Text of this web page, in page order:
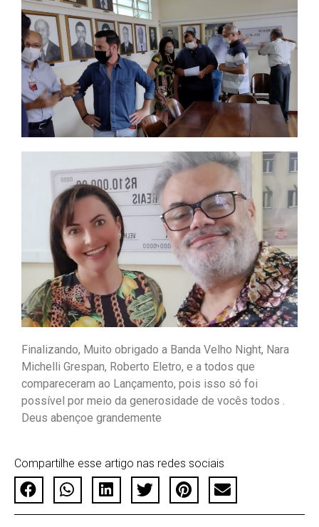
Finalizando, Muito obrigado a Banda Velho Night, Nara
Michelli Grespan, Roberto Eletro, e a todos que
compareceram ao Lançamento, pois isso só foi
possível por meio da generosidade de vocês todos .
Deus abençoe grandemente
Compartilhe esse artigo nas redes sociais